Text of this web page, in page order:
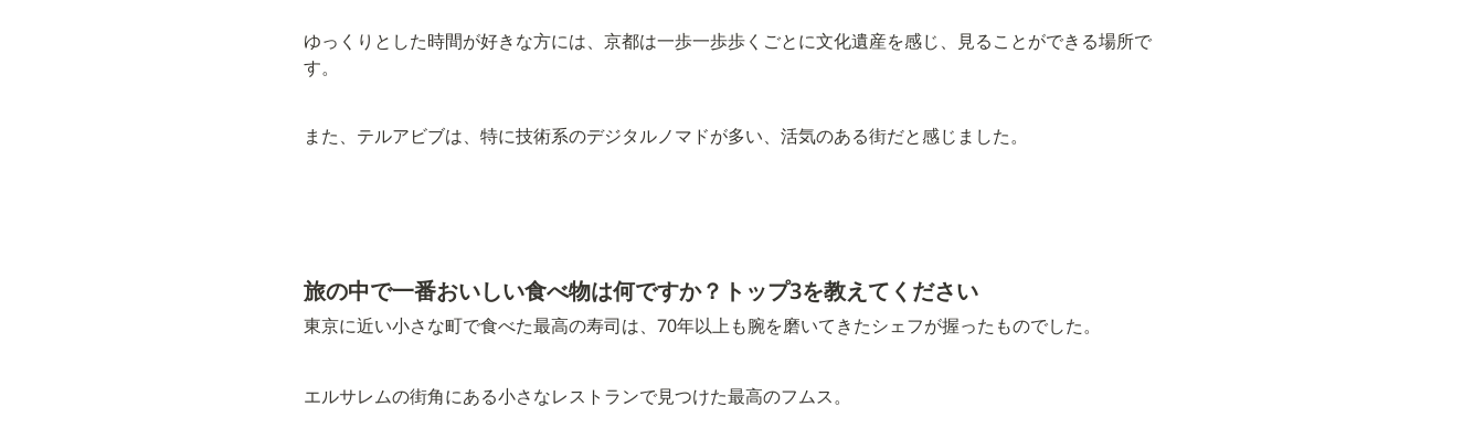
ゆっくりとした時間が好きな方には、京都は一歩一歩歩くごとに文化遺産を感じ、見ることができる場所で
す。
また、テルアビブは、特に技術系のデジタルノマドが多い、活気のある街だと感じました。
旅の中で一番おいしい食べ物は何ですか？トップ3を教えてください
東京に近い小さな町で食べた最高の寿司は、70年以上も腕を磨いてきたシェフが握ったものでした。
エルサレムの街角にある小さなレストランで見つけた最高のフムス。